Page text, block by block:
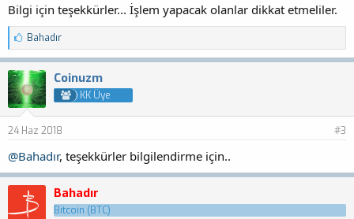
Bilgi için teşekkürler... İşlem yapacak olanlar dikkat etmeliler.
B
e
ğ
e
n
i
l
e
r
Bahadır
Coinuzm
KK Üye
24 Haz 2018 #3
@Bahadır, teşekkürler bilgilendirme için..
Bahadır
Bitcoin (BTC)